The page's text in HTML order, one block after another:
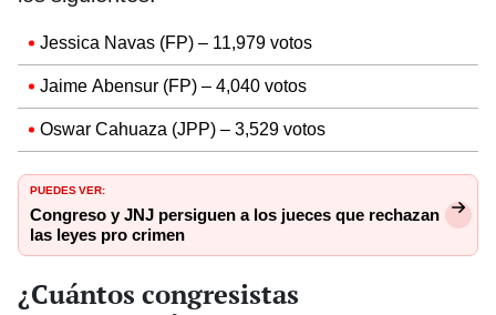
Jessica Navas (FP) – 11,979 votos
Jaime Abensur (FP) – 4,040 votos
Oswar Cahuaza (JPP) – 3,529 votos
PUEDES VER:
Congreso y JNJ persiguen a los jueces que rechazan
las leyes pro crimen
¿Cuántos congresistas